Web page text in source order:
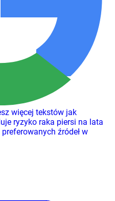
więcej tekstów jak
ryzyko raka piersi na lata
źródeł w